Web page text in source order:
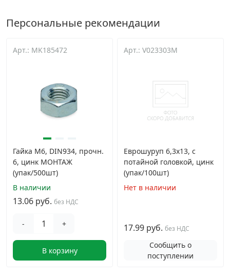
Персональные рекомендации
Арт.: MK185472
Гайка М6, DIN934, прочн.
6, цинк МОНТАЖ
(упак/500шт)
В наличии
13.06 руб. без НДС
- +
В корзину
Арт.: V023303M
Еврошуруп 6,3х13, с
потайной головкой, цинк
(упак/100шт)
Нет в наличии
17.99 руб. без НДС
Сообщить о
поступлении